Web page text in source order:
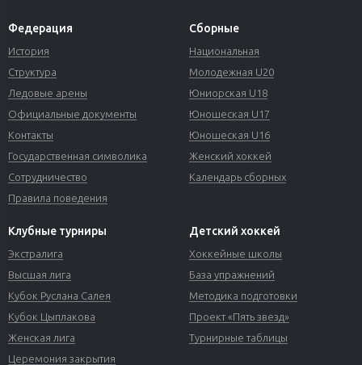
Федерация
История
Структура
Ледовые арены
Официальные документы
Контакты
Государственная символика
Сотрудничество
Правила поведения
Сборные
Национальная
Молодежная U20
Юниорская U18
Юношеская U17
Юношеская U16
Женский хоккей
Календарь сборных
Клубные турниры
Экстралига
Высшая лига
Кубок Руслана Салея
Кубок Цыплакова
Женская лига
Церемония закрытия
Детский хоккей
Хоккейные школы
База упражнений
Методика подготовки
Проект «Пять звезд»
Турнирные таблицы